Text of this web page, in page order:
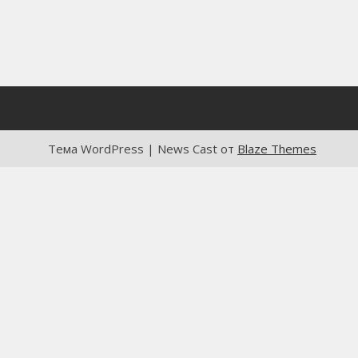
Тема WordPress | News Cast от Blaze Themes